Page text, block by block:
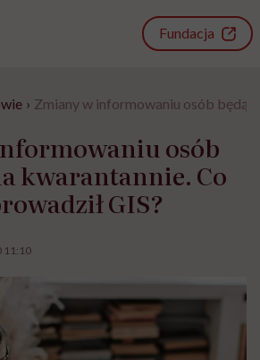
Fundacja
› Zmiany w informowaniu osób
osób
kwarantannie. Co
GIS?
11:10